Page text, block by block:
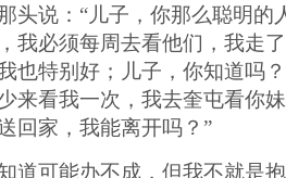
头说：“儿子，你那么聪明的
我必须每周去看他们，我走
也特别好；儿子，你知道吗
来看我一次，我去奎屯看你
回家，我能离开吗？”
道可能办不成，但我不就是